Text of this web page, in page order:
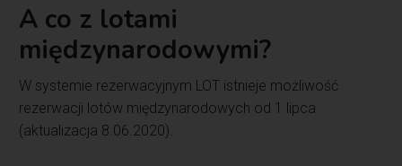
A co z lotami
międzynarodowymi?
W systemie rezerwacyjnym LOT istnieje możliwość
rezerwacji lotów międzynarodowych od 1 lipca
(aktualizacja 8.06.2020).